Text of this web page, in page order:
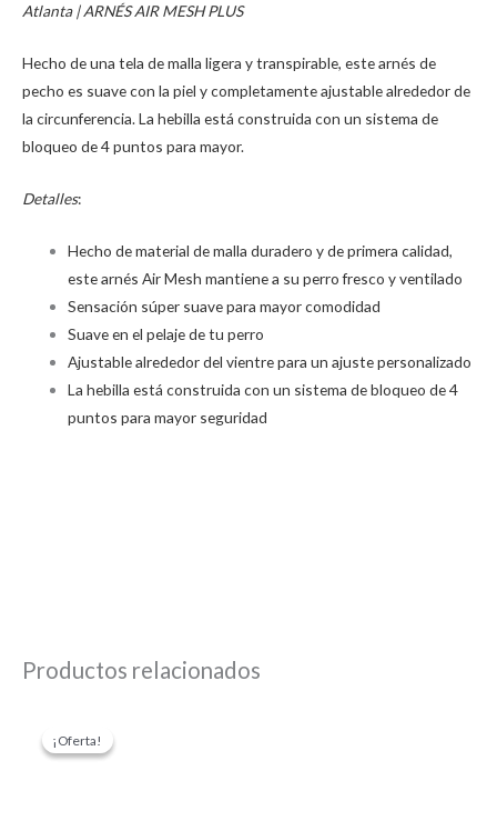
Atlanta | ARNÉS AIR MESH PLUS
Hecho de una tela de malla ligera y transpirable, este arnés de
pecho es suave con la piel y completamente ajustable alrededor de
la circunferencia. La hebilla está construida con un sistema de
bloqueo de 4 puntos para mayor.
Detalles:
Hecho de material de malla duradero y de primera calidad,
este arnés Air Mesh mantiene a su perro fresco y ventilado
Sensación súper suave para mayor comodidad
Suave en el pelaje de tu perro
Ajustable alrededor del vientre para un ajuste personalizado
La hebilla está construida con un sistema de bloqueo de 4
puntos para mayor seguridad
Productos relacionados
¡Oferta!
¡Oferta!
was:
is: